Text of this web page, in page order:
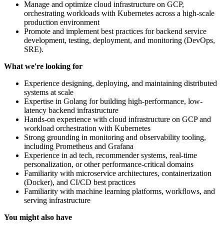
Manage and optimize cloud infrastructure on GCP,
orchestrating workloads with Kubernetes across a high-scale
production environment
Promote and implement best practices for backend service
development, testing, deployment, and monitoring (DevOps,
SRE).
What we're looking for
Experience designing, deploying, and maintaining distributed
systems at scale
Expertise in Golang for building high-performance, low-
latency backend infrastructure
Hands-on experience with cloud infrastructure on GCP and
workload orchestration with Kubernetes
Strong grounding in monitoring and observability tooling,
including Prometheus and Grafana
Experience in ad tech, recommender systems, real-time
personalization, or other performance-critical domains
Familiarity with microservice architectures, containerization
(Docker), and CI/CD best practices
Familiarity with machine learning platforms, workflows, and
serving infrastructure
You might also have